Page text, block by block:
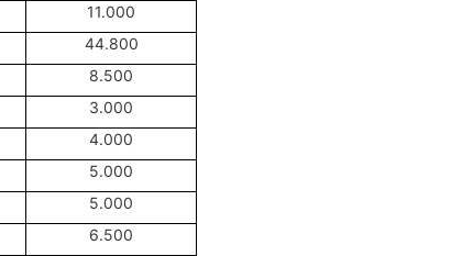
11.000
44.800
8.500
3.000
4.000
5.000
5.000
6.500